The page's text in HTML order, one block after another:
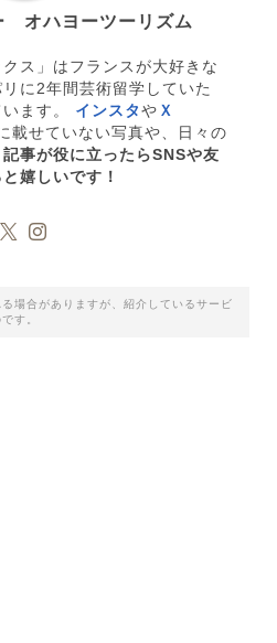
オハヨーツーリズム
ス」はフランスが大好きな
に2年間芸術留学していた
ます。 インスタ や Ｘ
載せていない写真や、日々の
記事が役に立ったらSNSや友
嬉しいです！
場合がありますが、紹介しているサービ
す。